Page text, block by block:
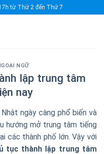
từ Thứ 2 đến Thứ 7
NGỮ
lập trung tâm
nay
ngày càng phổ biến và
hướng mở trung tâm tiếng
các thành phố lớn. Vậy với
tục thành lập trung tâm